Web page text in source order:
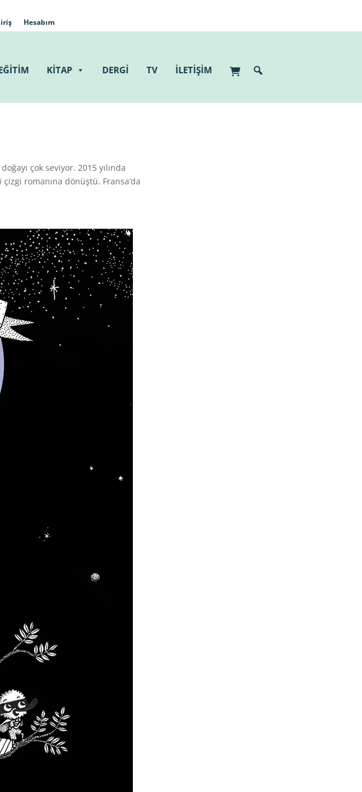
Hesabım
KİTAP DERGİ TV İLETİŞİM
çok seviyor. 2015 yılında
çizgi romanına dönüştü. Fransa’da